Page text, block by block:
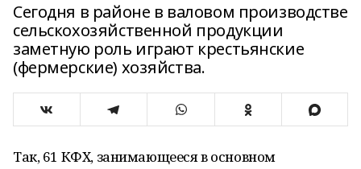
Сегодня в районе в валовом производстве
сельскохозяйственной продукции
заметную роль играют крестьянские
(фермерские) хозяйства.
Так, 61 КФХ, занимающееся в основном